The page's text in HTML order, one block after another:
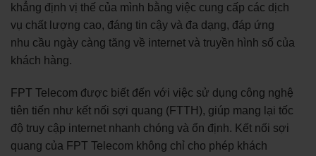
khẳng định vị thế của mình bằng việc cung cấp các dịch
vụ chất lượng cao, đáng tin cậy và đa dạng, đáp ứng
nhu cầu ngày càng tăng về internet và truyền hình số của
khách hàng.
FPT Telecom được biết đến với việc sử dụng công nghệ
tiên tiến như kết nối sợi quang (FTTH), giúp mang lại tốc
độ truy cập internet nhanh chóng và ổn định. Kết nối sợi
quang của FPT Telecom không chỉ cho phép khách